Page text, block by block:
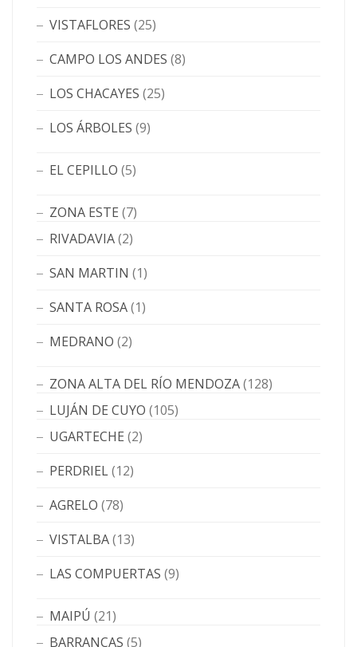
VISTAFLORES (25)
CAMPO LOS ANDES (8)
LOS CHACAYES (25)
LOS ÁRBOLES (9)
EL CEPILLO (5)
ZONA ESTE (7)
RIVADAVIA(2)
SAN MARTIN (1)
SANTA ROSA(1)
MEDRANO (2)
ZONA ALTA DEL RÍO MENDOZA(128)
LUJÁN DE CUYO (105)
UGARTECHE (2)
PERDRIEL(12)
AGRELO (78)
VISTALBA(13)
LAS COMPUERTAS (9)
MAIPÚ (21)
BARRANCAS (5)